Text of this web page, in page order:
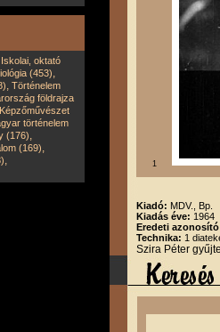
Iskolai, oktató
(453),
, Történelem
földrajza
Képzőművészet
történelem
(176),
(169),
, 1
Kiadó: MDV., Bp.
Kiadás éve: 1964
Eredeti
Technika: 1
Szira Péter